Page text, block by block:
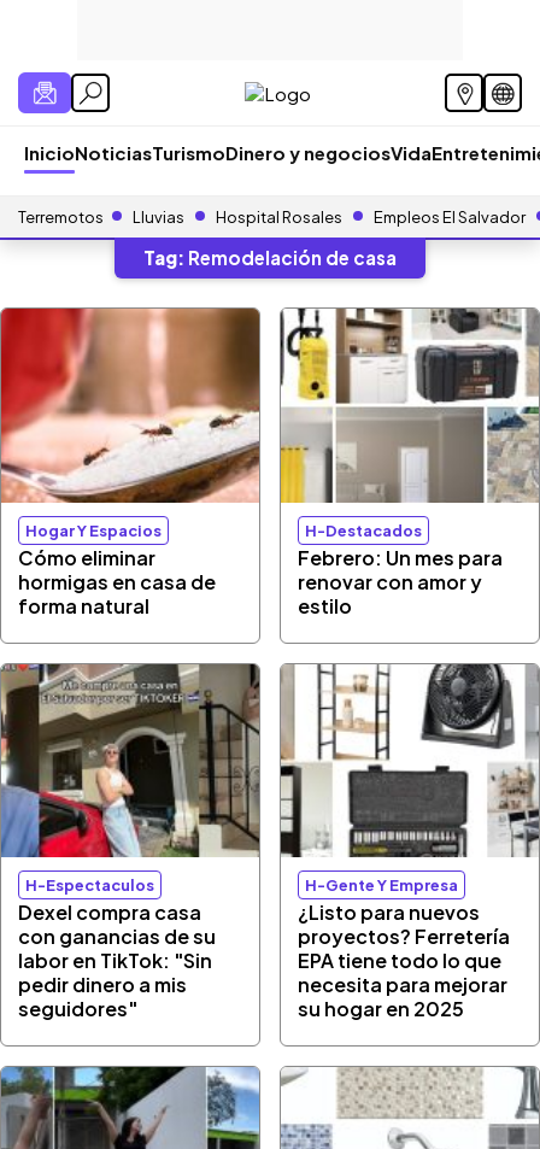
InicioNoticiasTurismoDinero y negociosVida
Terremotos Lluvias Hospital Rosales Empleos El Salvador
Tag: Remodelación de casa
Hogar Y Espacios
Cómo eliminar
hormigas en casa de
forma natural
H-Destacados
Febrero: Un mes para
renovar con amor y
estilo
H-Espectaculos
Dexel compra casa
con ganancias de su
labor en TikTok: "Sin
pedir dinero a mis
seguidores"
H-Gente Y Empresa
¿Listo para nuevos
proyectos? Ferretería
EPA tiene todo lo que
necesita para mejorar
su hogar en 2025